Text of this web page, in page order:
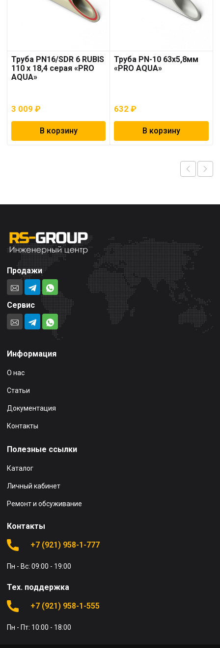
Труба PN16/SDR 6 RUBIS
110 x 18,4 серая «PRO
AQUA»
3 009 ₽
В корзину
Труба PN-10 63х5,8мм
«PRO AQUA»
632₽
В корзину
Продажи
Сервис
Информация
О нас
Статьи
Документация
Контакты
Полезные ссылки
Каталог
Личный кабинет
Ремонт и обсуживание
Контакты
+7 (921) 958-1-777
Пн - Вс: 09:00 - 19:00
Тех. поддержка
+7 (921) 958-1-555
Пн - Пт: 10:00 - 18:00